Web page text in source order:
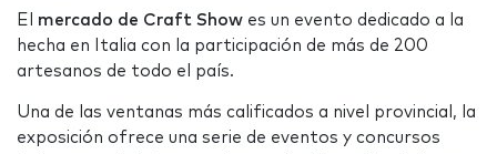
El mercado de Craft Show es un evento dedicado a la
hecha en Italia con la participación de más de 200
artesanos de todo el país.
Una de las ventanas más calificados a nivel provincial, la
exposición ofrece una serie de eventos y concursos